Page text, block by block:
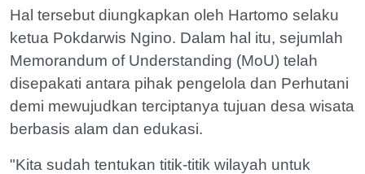
Hal tersebut diungkapkan oleh Hartomo ‎selaku
ketua Pokdarwis Ngino. Dalam hal itu, sejumlah
Memorandum of Understanding (MoU) telah
disepakati antara pihak pengelola dan Perhutani
demi mewujudkan terciptanya tujuan desa wisata
berbasis alam dan edukasi.
"Kita sudah tentukan titik-titik wilayah untuk